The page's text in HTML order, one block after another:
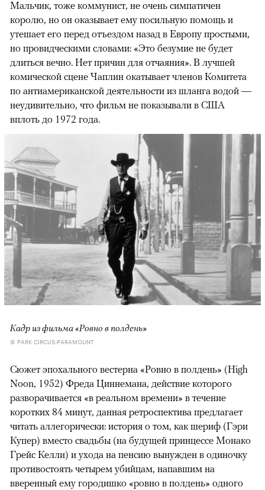
Мальчик, тоже коммунист, не очень симпатичен
королю, но он оказывает ему посильную помощь и
утешает его перед отъездом назад в Европу простыми,
но провидческими словами: «Это безумие не будет
длиться вечно. Нет причин для отчаяния». В лучшей
комической сцене Чаплин окатывает членов Комитета
по антиамериканской деятельности из шланга водой —
неудивительно, что фильм не показывали в США
вплоть до 1972 года.
Кадр из фильма «Ровно в полдень»
© PARK CIRCUS-PARAMOUNT
Сюжет эпохального вестерна «Ровно в полдень» (High
Noon, 1952) Фреда Циннемана, действие которого
разворачивается «в реальном времени» в течение
коротких 84 минут, данная ретроспектива предлагает
читать аллегорически: история о том, как шериф (Гэри
Купер) вместо свадьбы (на будущей принцессе Монако
Грейс Келли) и ухода на пенсию вынужден в одиночку
противостоять четырем убийцам, напавшим на
вверенный ему городишко «ровно в полдень» одного